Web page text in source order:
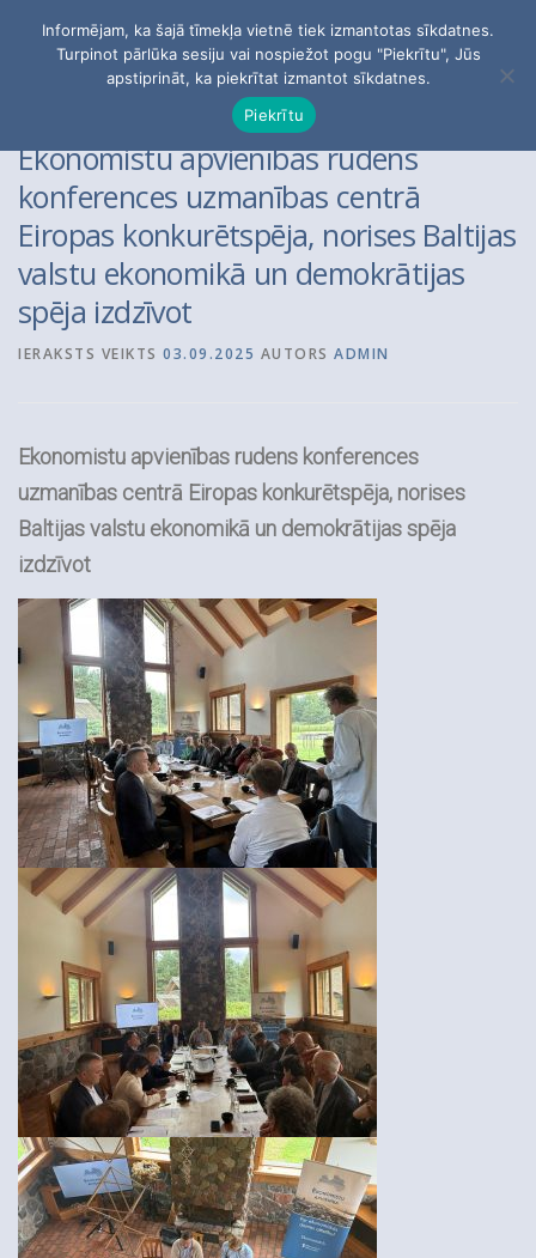
PAR APVIENĪBU
KONTAKTI
Meklēt:
Ekonomistu apvienības rudens
konferences uzmanības centrā
Eiropas konkurētspēja, norises Baltijas
valstu ekonomikā un demokrātijas
spēja izdzīvot
IERAKSTS VEIKTS 03.09.2025 AUTORS ADMIN
Ekonomistu apvienības rudens konferences
uzmanības centrā Eiropas konkurētspēja, norises
Baltijas valstu ekonomikā un demokrātijas spēja
izdzīvot
Informējam, ka šajā tīmekļa vietnē tiek izmantotas sīkdatnes.
Turpinot pārlūka sesiju vai nospiežot pogu "Piekrītu", Jūs
apstiprināt, ka piekrītat izmantot sīkdatnes.
Piekrītu